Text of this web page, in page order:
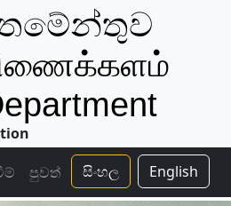
පුවත් සිංහල English